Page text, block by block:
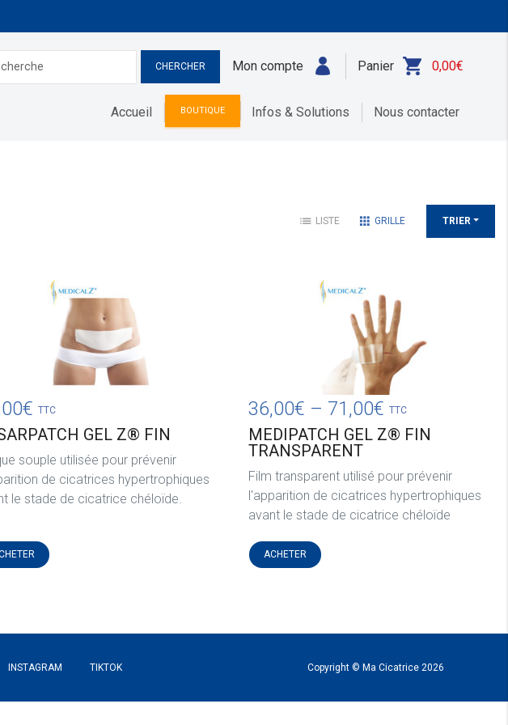
Mon compte Panier 0,00€
Accueil BOUTIQUE Infos & Solutions Nous contacter
TRIER
list LISTE apps GRILLE
€ TTC
GEL Z® FIN
souple utilisée pour prévenir
de cicatrices hypertrophiques
le stade de cicatrice chéloïde.
36,00€ – 71,00€ TTC
MEDIPATCH GEL Z® FIN
TRANSPARENT
Film transparent utilisé pour prévenir
l'apparition de cicatrices hypertrophiques
avant le stade de cicatrice chéloïde
ACHETER
INSTAGRAM TIKTOK Copyright © Ma Cicatrice 2026